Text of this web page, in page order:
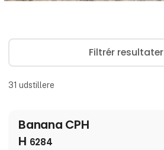
Filtrér resultater
31 udstillere
Banana CPH
H 6284